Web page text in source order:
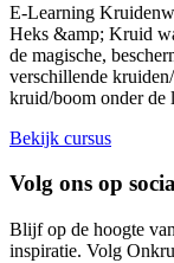
E-Learning
Heks &amp; Kruid
de magische,
verschillende
kruid/boom onder
Bekijk cursus
Volg ons op
Blijf op de hoogte
inspiratie. Volg